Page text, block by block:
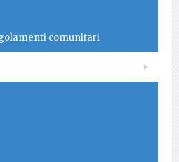
comunitari